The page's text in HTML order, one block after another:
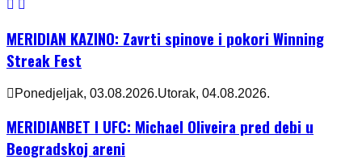
MERIDIAN KAZINO: Zavrti spinove i pokori Winning
Streak Fest
Ponedjeljak, 03.08.2026.Utorak, 04.08.2026.
MERIDIANBET I UFC: Michael Oliveira pred debi u
Beogradskoj areni